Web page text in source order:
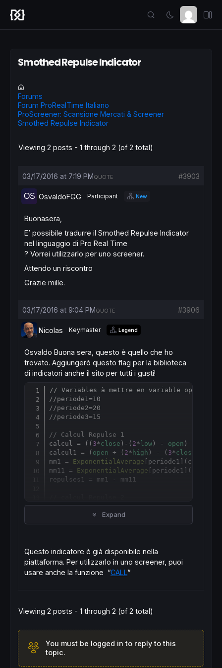
Smothed Repulse Indicator
Forums
Forum ProRealTime Italiano
ProScreener: Scansione Mercati & Screener
Smothed Repulse Indicator
Viewing 2 posts - 1 through 2 (of 2 total)
03/17/2016 at 7:19 PM #3903
QUOTE
OsvaldoFGG Participant New
Buonasera,
E’ possibile tradurre il Smothed Repulse Indicator
nel linguaggio di Pro Real Time
? Vorrei utilizzarlo per uno screener.
Attendo un riscontro
Grazie mille.
03/17/2016 at 9:04 PM #3906
QUOTE
Nicolas Keymaster Legend
Osvaldo Buona sera, questo è quello che ho
trovato. Aggiungerò questo flag per la biblioteca
di indicatori anche il sito per tutti i gusti!
// Variables à mettre en variable optimisé
//periode1=10
//periode2=20
//periode3=15
// Calcul Repulse 1
calcul = (( 3*close )-( 2* low ) - open ) /
calcul1 = ( open + ( 2* high ) - ( 3*close
mm1 = ExponentialAverage
periode1](calcul)
mm11 = ExponentialAverage
repulses1 = mm1 - mm11
mm2 = ExponentialAverage[periode2](calcul)
ExponentialAverage
repulses2 = mm2 - mm22
mm3 = ExponentialAverage[periode3](calcul)
mm33 = ExponentialAverage[
repulses3 = mm3 - mm33
Expand
Questo indicatore è già disponibile nella
piattaforma. Per utilizzarlo in uno screener, puoi
usare anche la funzione “CALL“
Viewing 2 posts - 1 through 2 (of 2 total)
You must be logged in to reply to this
topic.